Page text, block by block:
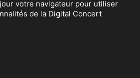
votre navigateur pour utiliser
de la Digital Concert